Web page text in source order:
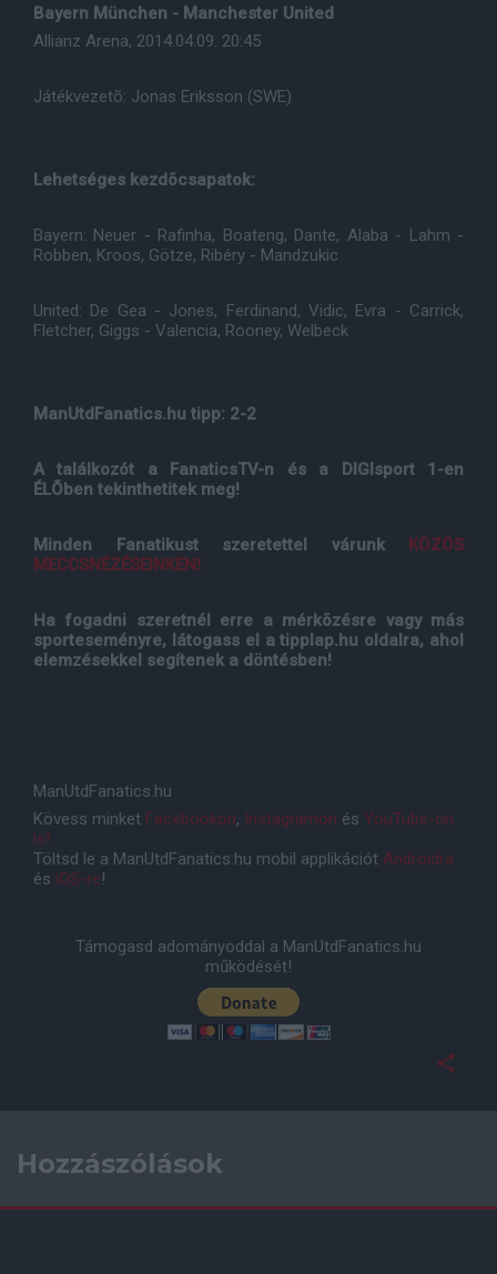
Bayern München - Manchester United
Allianz Arena, 2014.04.09. 20:45
Játékvezetõ: Jonas Eriksson (SWE)
Lehetséges kezdõcsapatok:
Bayern: Neuer - Rafinha, Boateng, Dante, Alaba - Lahm -
Robben, Kroos, Götze, Ribéry - Mandzukic
United: De Gea - Jones, Ferdinand, Vidic, Evra - Carrick,
Fletcher, Giggs - Valencia, Rooney, Welbeck
ManUtdFanatics.hu tipp: 2-2
A találkozót a FanaticsTV-n és a DIGIsport 1-en
ÉLÕben tekinthetitek meg!
Minden Fanatikust szeretettel várunk
KÖZÖS
MECCSNÉZÉSEINKEN!
Ha fogadni szeretnél erre a mérkõzésre vagy más
sporteseményre, látogass el a tipplap.hu oldalra, ahol
elemzésekkel segítenek a döntésben!
ManUtdFanatics.hu
Kövess minket Facebookon, Instagramon és YouTube-on
is!
Töltsd le a ManUtdFanatics.hu mobil applikációt Androidra
és iOS-re!
Támogasd adományoddal a ManUtdFanatics.hu
működését!
Hozzászólások